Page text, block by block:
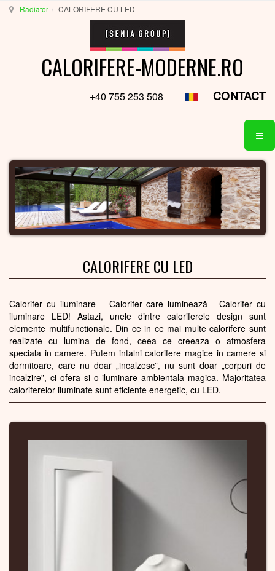
Radiator CALORIFERE CU LED
CALORIFERE-MODERNE.RO
+40 755 253 508 CONTACT
CALORIFERE CU LED
Calorifer cu iluminare – Calorifer care luminează - Calorifer cu
iluminare LED! Astazi, unele dintre caloriferele design sunt
elemente multifunctionale. Din ce in ce mai multe calorifere sunt
realizate cu lumina de fond, ceea ce creeaza o atmosfera
speciala in camere. Putem intalni calorifere magice in camere si
dormitoare, care nu doar „incalzesc”, nu sunt doar „corpuri de
incalzire”, ci ofera si o iluminare ambientala magica. Majoritatea
caloriferelor iluminate sunt eficiente energetic, cu LED.